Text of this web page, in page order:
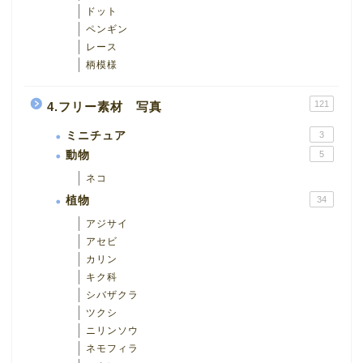
ドット
ペンギン
レース
柄模様
4.フリー素材 写真 121
ミニチュア 3
動物 5
ネコ
植物 34
アジサイ
アセビ
カリン
キク科
シバザクラ
ツクシ
ニリンソウ
ネモフィラ